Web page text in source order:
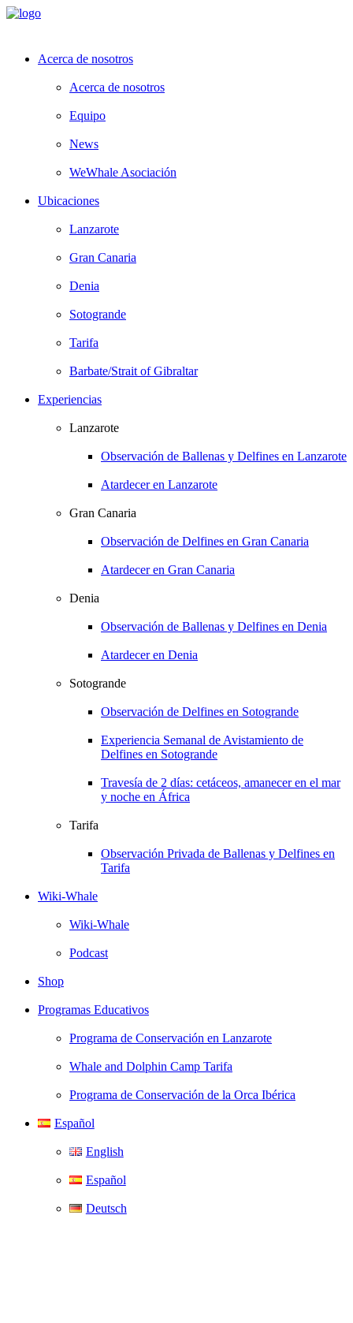
Acerca de nosotros
Acerca de nosotros
Equipo
News
WeWhale Asociación
Ubicaciones
Lanzarote
Gran Canaria
Denia
Sotogrande
Tarifa
Barbate/Strait of Gibraltar
Experiencias
Lanzarote
Observación de Ballenas y Delfines en Lanzarote
Atardecer en Lanzarote
Gran Canaria
Observación de Delfines en Gran Canaria
Atardecer en Gran Canaria
Denia
Observación de Ballenas y Delfines en Denia
Atardecer en Denia
Sotogrande
Observación de Delfines en Sotogrande
Experiencia Semanal de Avistamiento de
Delfines en Sotogrande
Travesía de 2 días: cetáceos, amanecer en el mar
y noche en África
Tarifa
Observación Privada de Ballenas y Delfines en
Tarifa
Wiki-Whale
Wiki-Whale
Podcast
Shop
Programas Educativos
Programa de Conservación en Lanzarote
Whale and Dolphin Camp Tarifa
Programa de Conservación de la Orca Ibérica
Español
English
Español
Deutsch